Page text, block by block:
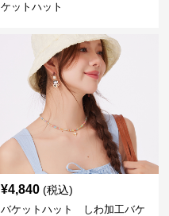
ケットハット
¥4,840 (税込)
バケットハット しわ加工バケ